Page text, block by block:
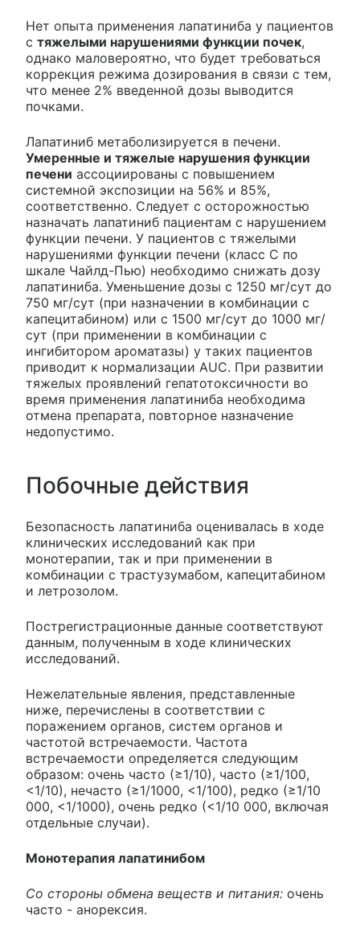
Нет опыта применения лапатиниба у пациентов
с тяжелыми нарушениями функции почек,
однако маловероятно, что будет требоваться
коррекция режима дозирования в связи с тем,
что менее 2% введенной дозы выводится
почками.
Лапатиниб метаболизируется в печени.
Умеренные и тяжелые нарушения функции
печени ассоциированы с повышением
системной экспозиции на 56% и 85%,
соответственно. Следует с осторожностью
назначать лапатиниб пациентам с нарушением
функции печени. У пациентов с тяжелыми
нарушениями функции печени (класс С по
шкале Чайлд-Пью) необходимо снижать дозу
лапатиниба. Уменьшение дозы с 1250 мг/сут до
750 мг/сут (при назначении в комбинации с
капецитабином) или с 1500 мг/сут до 1000 мг/
сут (при применении в комбинации с
ингибитором ароматазы) у таких пациентов
приводит к нормализации AUC. При развитии
тяжелых проявлений гепатотоксичности во
время применения лапатиниба необходима
отмена препарата, повторное назначение
недопустимо.
Побочные действия
Безопасность лапатиниба оценивалась в ходе
клинических исследований как при
монотерапии, так и при применении в
комбинации с трастузумабом, капецитабином
и летрозолом.
Пострегистрационные данные соответствуют
данным, полученным в ходе клинических
исследований.
Нежелательные явления, представленные
ниже, перечислены в соответствии с
поражением органов, систем органов и
частотой встречаемости. Частота
встречаемости определяется следующим
образом: очень часто (≥1/10), часто (≥1/100,
<1/10), нечасто (≥1/1000, <1/100), редко (≥1/10
000, <1/1000), очень редко (<1/10 000, включая
отдельные случаи).
Монотерапия лапатинибом
Со стороны обмена веществ и питания: очень
часто - анорексия.